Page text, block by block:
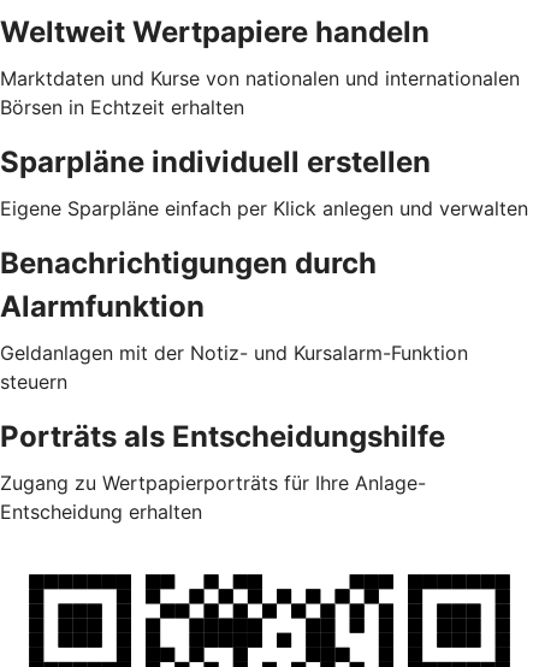
Weltweit Wertpapiere handeln
Marktdaten und Kurse von nationalen und internationalen
Börsen in Echtzeit erhalten
Sparpläne individuell erstellen
Eigene Sparpläne einfach per Klick anlegen und verwalten
Benachrichtigungen durch
Alarmfunktion
Geldanlagen mit der Notiz- und Kursalarm-Funktion
steuern
Porträts als Entscheidungshilfe
Zugang zu Wertpapierporträts für Ihre Anlage-
Entscheidung erhalten